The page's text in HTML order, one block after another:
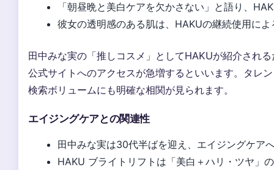
「朝昼晩と美白ケアを欠かさない」と語り、
彼女の透明感のある肌は、HAKUの継続使用に
田中みな実の「推しコスメ」としてHAKUが紹介され
公式サイトへのアクセスが急増するといいます。タレ
検索ボリュームにも明確な相関が見られます。
エイジングケアとの関連性
田中みな実は30代半ばを迎え、エイジングケア
HAKU ブライトリフトは「美白＋ハリ・ツヤ」